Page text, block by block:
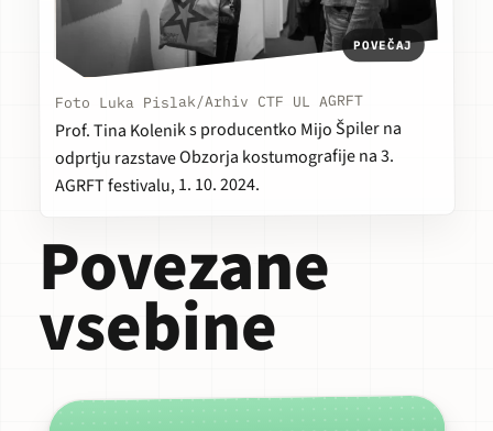
POVEČAJ
Foto Luka Pislak/Arhiv CTF UL AGRFT
Prof. Tina Kolenik s producentko Mijo Špiler na
odprtju razstaveObzorja kostumografijena 3.
AGRFT festivalu, 1. 10. 2024.
Povezane
vsebine